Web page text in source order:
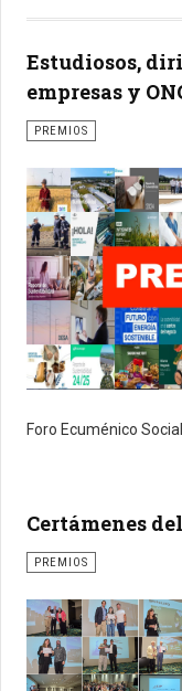
Estudiosos,
empresas y
PREMIOS
Foro Ecuménico Social.
Certámenes
PREMIOS